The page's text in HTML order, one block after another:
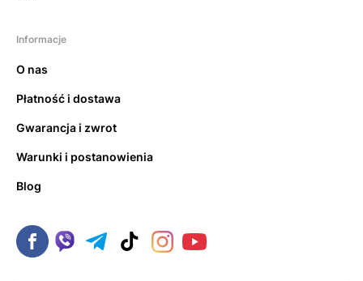
Informacje
O nas
Płatność i dostawa
Gwarancja i zwrot
Warunki i postanowienia
Blog